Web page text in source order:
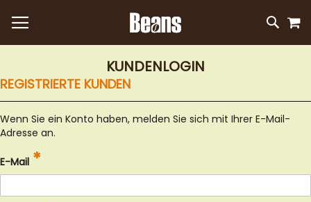
DIREKT
ZUM
INHALT
KUNDENLOGIN
REGISTRIERTE KUNDEN
Wenn Sie ein Konto haben, melden Sie sich mit Ihrer E-Mail-
Adresse an.
E-Mail